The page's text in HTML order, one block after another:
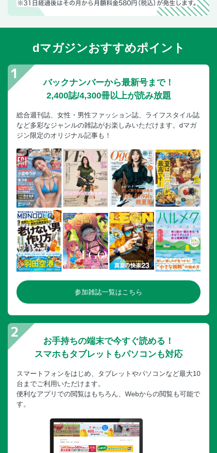
＜まとめ＞死は敗北ではない！持っておきたいがんへの心構
え
【第5章】なりたくない病気No１ 認知症を予習しよう
もの忘れだけじゃない！認知症の症状は種類ごとに異なる
新薬レカネマブが承認！７割を占めるアルツハイマー型認知
症の今後
認知症患者は不幸ではない!?認知症で進む３段階の症状
一番のおそれは家族の負担！知っておきたい認知症介護の極
＜まとめ＞認知症へのおそれの原因を整理しよう
【第6章】介護世帯の6割！老老介護を予習しよう
介護の現実
共倒れを防ぐ！老老介護をラクにする５つのコツ
自己犠牲を美談にしない！介護を助ける「仲間」を探そう
後悔しない最期を迎える！在宅医療と在宅死のススメ
＜まとめ＞介護を不幸にしないために必要なこと
先人たちが残した「老い」の格言
dマガジンおすすめポイント
バックナンバーから最新号まで！
2,400誌/4,300冊以上が読み放題
総合週刊誌、女性・男性ファッション誌、ライフスタイル誌
など多彩なジャンルの雑誌がお楽しみいただけます。dマガ
ジン限定のオリジナル記事も！
参加雑誌一覧はこちら
お手持ちの端末で今すぐ読める！
スマホもタブレットもパソコンも対応
スマートフォンをはじめ、タブレットやパソコンなど最大10
台までご利用いただけます。
便利なアプリでの閲覧はもちろん、Webからの閲覧も可能で
す。